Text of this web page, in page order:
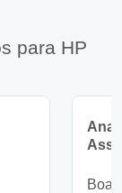
para HP
Ana
Boa